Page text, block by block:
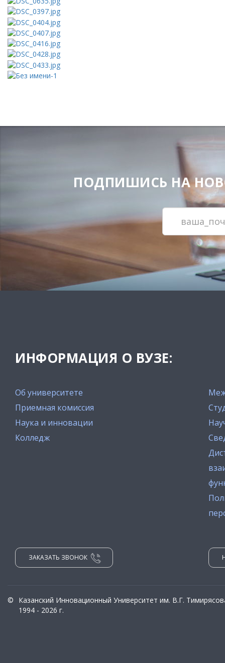
ПОДПИШИСЬ НА
ИНФОРМАЦИЯ О ВУЗЕ:
Об университете
Приемная комиссия
Наука и инновации
Колледж
ЗАКАЗАТЬ ЗВОНОК
©
Казанский Инновационный Университет им. В.Г.
1994 - 2026 г.